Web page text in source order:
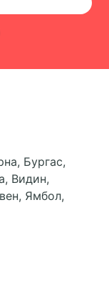
Бургас,
Видин,
Ямбол,